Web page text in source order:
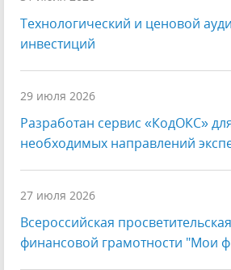
Технологический и ценовой
инвестиций
29 июля 2026
Разработан сервис «КодОКС»
необходимых направлений
27 июля 2026
Всероссийская
финансовой грамотности "Мои